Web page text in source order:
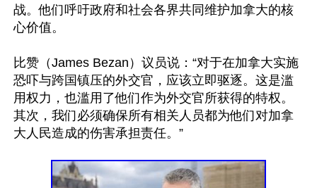
战。他们呼吁政府和社会各界共同维护加拿大的核
心价值。
比赞（James Bezan）议员说：“对于在加拿大实施
恐吓与跨国镇压的外交官，应该立即驱逐。这是滥
用权力，也滥用了他们作为外交官所获得的特权。
其次，我们必须确保所有相关人员都为他们对加拿
大人民造成的伤害承担责任。”